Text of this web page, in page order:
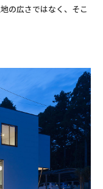
の広さではなく、そこ